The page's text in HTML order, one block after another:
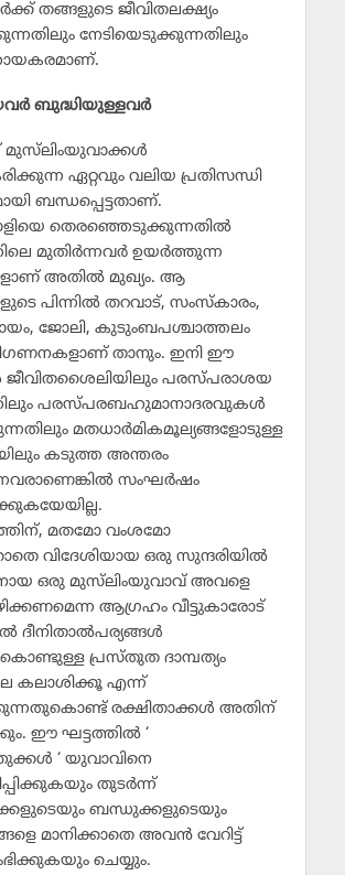
തങ്ങളുടെ ജീവിതലക്ഷ്യം
നേടിയെടുക്കുന്നതിലും
ബുദ്ധിയുള്ളവര്‍
മുസ്‌ലിംയുവാക്കള്‍
ഏറ്റവും വലിയ പ്രതിസന്ധി
ബന്ധപ്പെട്ടതാണ്.
തെരഞ്ഞെടുക്കുന്നതില്‍
മുതിര്‍ന്നവര്‍ ഉയര്‍ത്തുന്ന
അതില്‍ മുഖ്യം. ആ
പിന്നില്‍ തറവാട്, സംസ്‌കാരം,
ജോലി, കുടുംബപശ്ചാത്തലം
താനും. ഇനി ഈ
പരസ്പരാശയ
പരസ്പരബഹുമാനാദരവുകള്‍
മതധാര്‍മികമൂല്യങ്ങളോടുള്ള
കടുത്ത അന്തരം
സംഘര്‍ഷം
മതമോ വംശമോ
വിദേശിയായ ഒരു സുന്ദരിയില്‍
ഒരു മുസ്‌ലിംയുവാവ് അവളെ
ആഗ്രഹം വീട്ടുകാരോട്
ദീനിതാല്‍പര്യങ്ങള്‍
പ്രസ്തുത ദാമ്പത്യം
കലാശിക്കൂ എന്ന്
രക്ഷിതാക്കള്‍ അതിന്
ഈ ഘട്ടത്തില്‍ ‘
‘ യുവാവിനെ
തുടര്‍ന്ന്
ബന്ധുക്കളുടെയും
മാനിക്കാതെ അവന്‍ വേറിട്ട്
ചെയ്യും.